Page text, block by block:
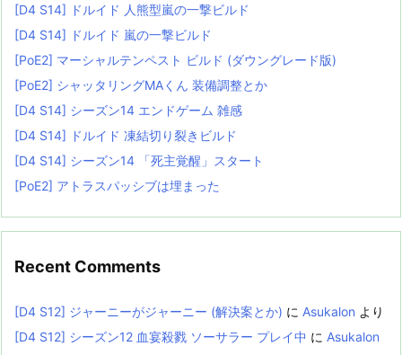
[D4 S14] ドルイド 人熊型嵐の一撃ビルド
[D4 S14] ドルイド 嵐の一撃ビルド
[PoE2] マーシャルテンペスト ビルド (ダウングレード版)
[PoE2] シャッタリングMAくん 装備調整とか
[D4 S14] シーズン14 エンドゲーム 雑感
[D4 S14] ドルイド 凍結切り裂きビルド
[D4 S14] シーズン14 「死主覚醒」スタート
[PoE2] アトラスパッシブは埋まった
Recent Comments
[D4 S12] ジャーニーがジャーニー (解決案とか) に Asukalon より
[D4 S12] シーズン12 血宴殺戮 ソーサラー プレイ中 に Asukalon